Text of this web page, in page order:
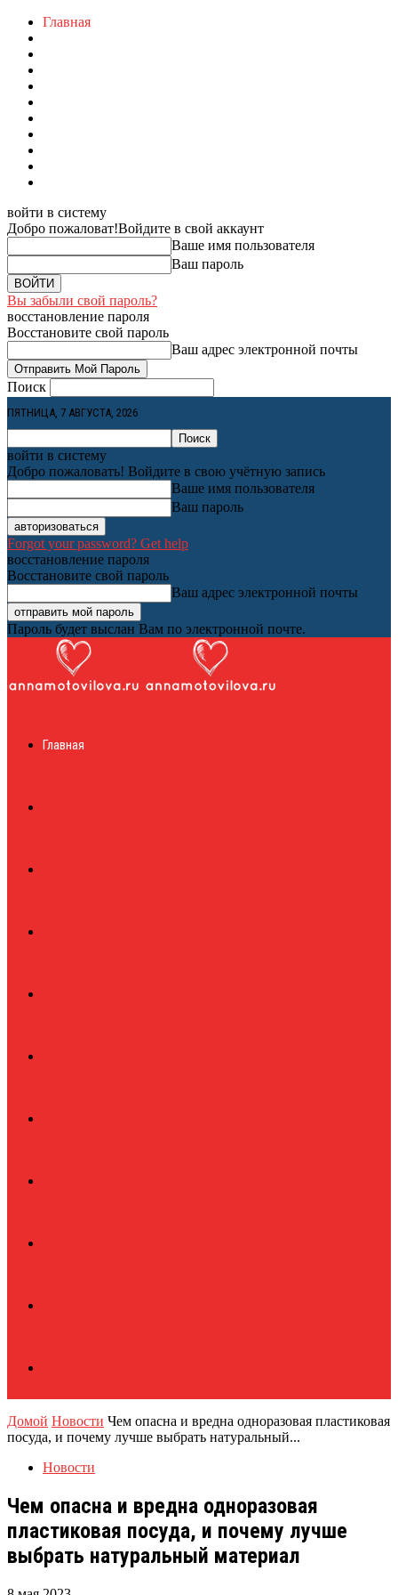
Главная
войти в систему
Добро пожаловат!Войдите в свой аккаунт
Ваше имя пользователя
Ваш пароль
Вы забыли свой пароль?
восстановление пароля
Восстановите свой пароль
Ваш адрес электронной почты
Поиск
ПЯТНИЦА, 7 АВГУСТА, 2026
войти в систему
Добро пожаловать! Войдите в свою учётную запись
Ваше имя пользователя
Ваш пароль
Forgot your password? Get help
восстановление пароля
Восстановите свой пароль
Ваш адрес электронной почты
Пароль будет выслан Вам по электронной почте.
журналГлавная
Домой Новости Чем опасна и вредна одноразовая пластиковая
посуда, и почему лучше выбрать натуральный...
Новости
Чем опасна и вредна одноразовая
пластиковая посуда, и почему лучше
выбрать натуральный материал